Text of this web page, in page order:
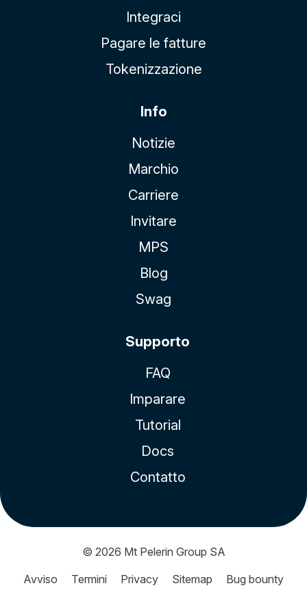
Integraci
Pagare le fatture
Tokenizzazione
Info
Notizie
Marchio
Carriere
Invitare
MPS
Blog
Swag
Supporto
FAQ
Imparare
Tutorial
Docs
Contatto
© 2026 Mt Pelerin Group SA
Avviso
Termini Privacy Sitemap
Bug bounty